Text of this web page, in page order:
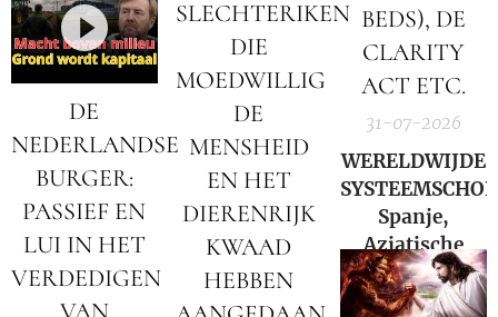
DE
NEDERLANDSE
BURGER:
PASSIEF EN
LUI IN HET
VERDEDIGEN
SLECHTERIKEN
DIE
MOEDWILLIG
DE
MENSHEID
EN HET
DIERENRIJK
KWAAD
HEBBEN
BEDS), DE
CLARITY
ACT ETC.
31-07-2026
WERELDWIJDE
Spanje,
Aziatische
markten en
Hormuz |